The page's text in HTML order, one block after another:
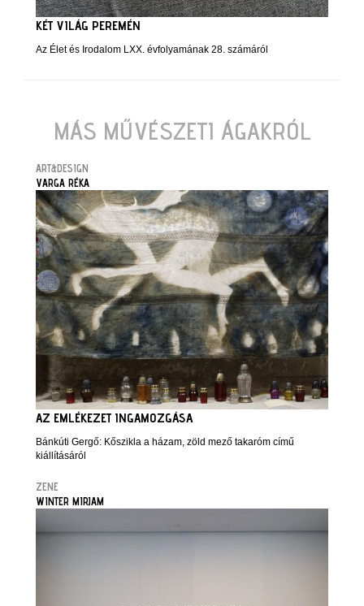
KÉT VILÁG PEREMÉN
Az Élet és Irodalom LXX. évfolyamának 28. számáról
MÁS MŰVÉSZETI ÁGAKRÓL
ART&DESIGN
VARGA RÉKA
AZ EMLÉKEZET INGAMOZGÁSA
Bánkúti Gergő: Kőszikla a házam, zöld mező takaróm című
kiállításáról
ZENE
WINTER MIRJAM